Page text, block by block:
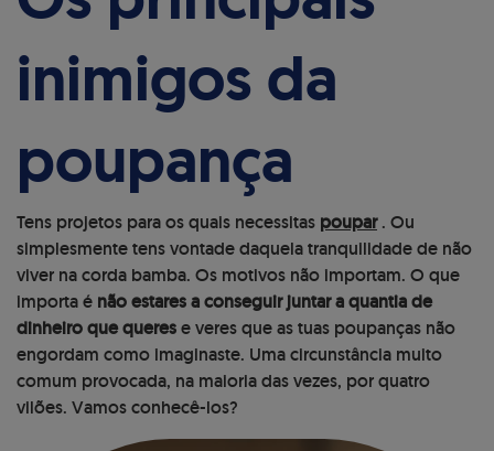
inimigos da
poupança
Tens projetos para os quais necessitas poupar. Ou
simplesmente tens vontade daquela tranquilidade de não
viver na corda bamba. Os motivos não importam. O que
importa é não estares a conseguir juntar a quantia de
dinheiro que querese veres que as tuas poupanças não
engordam como imaginaste. Uma circunstância muito
comum provocada, na maioria das vezes, por quatro
vilões. Vamos conhecê-los?